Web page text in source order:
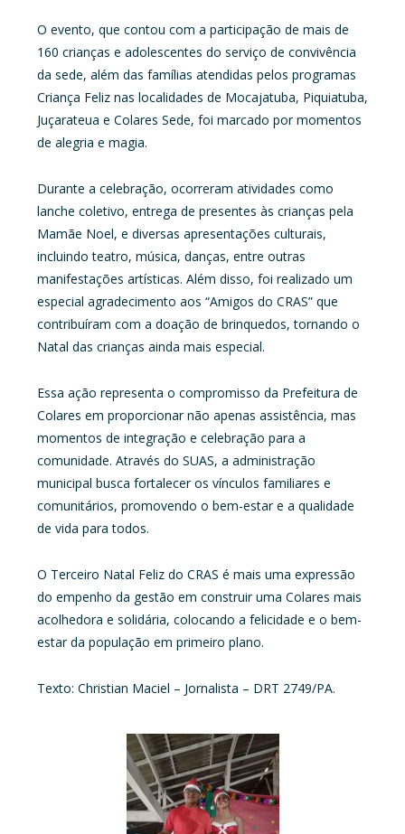
O evento, que contou com a participação de mais de
160 crianças e adolescentes do serviço de convivência
da sede, além das famílias atendidas pelos programas
Criança Feliz nas localidades de Mocajatuba, Piquiatuba,
Juçarateua e Colares Sede, foi marcado por momentos
de alegria e magia.
Durante a celebração, ocorreram atividades como
lanche coletivo, entrega de presentes às crianças pela
Mamãe Noel, e diversas apresentações culturais,
incluindo teatro, música, danças, entre outras
manifestações artísticas. Além disso, foi realizado um
especial agradecimento aos “Amigos do CRAS” que
contribuíram com a doação de brinquedos, tornando o
Natal das crianças ainda mais especial.
Essa ação representa o compromisso da Prefeitura de
Colares em proporcionar não apenas assistência, mas
momentos de integração e celebração para a
comunidade. Através do SUAS, a administração
municipal busca fortalecer os vínculos familiares e
comunitários, promovendo o bem-estar e a qualidade
de vida para todos.
O Terceiro Natal Feliz do CRAS é mais uma expressão
do empenho da gestão em construir uma Colares mais
acolhedora e solidária, colocando a felicidade e o bem-
estar da população em primeiro plano.
Texto: Christian Maciel – Jornalista – DRT 2749/PA.